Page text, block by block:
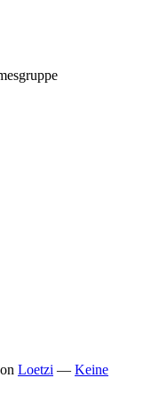
Loetzi — Keine